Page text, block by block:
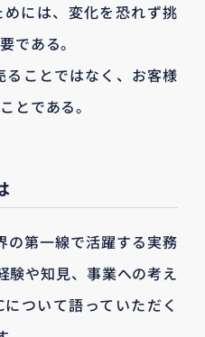
には、変化を恐れず挑
である。
ることではなく、お客様
とである。
の第一線で活躍する実務
験や知見、事業への考え
ついて語っていただく